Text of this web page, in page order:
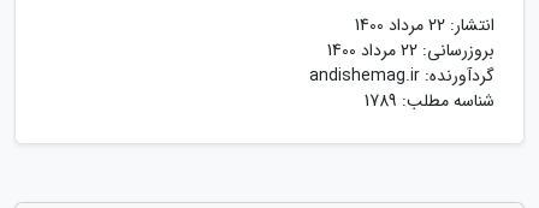
انتشار: 22 مرداد 1400
بروزرسانی: 22 مرداد 1400
گردآورنده: andishemag.ir
شناسه مطلب: 1789